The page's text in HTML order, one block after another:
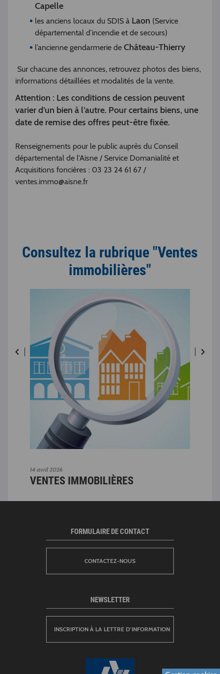
Capelle
les anciens locaux du SDIS à Laon (Service
départemental d’incendie et de secours)
l’ancienne gendarmerie de Château-Thierry
Sur chacune des annonces, retrouvez photos des biens,
informations détaillées et modalités de la vente.
Attention : Les conditions de cession peuvent
varier d’un bien à l’autre. Pour certains biens, une
date de remise des offres peut-être fixée.
Renseignements pour le public auprès du Conseil
départemental de l'Aisne / Service Domanialité et
Acquisitions foncières : 03 23 24 61 67 /
ventes.immo@aisne.fr
Consultez la rubrique "Ventes
immobilières"
14 avril 2026
VENTES IMMOBILIÈRES
FORMULAIRE DE CONTACT
CONTACTEZ-NOUS
NEWSLETTER
INSCRIPTION À LA LETTRE D’INFORMATION